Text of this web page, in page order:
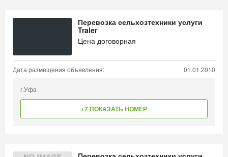
Перевозка сельхозтехники услуги
Traler
Цена договорная
Дата размещения объявления: 01.01.2010
г.Уфа
+7 ПОКАЗАТЬ НОМЕР